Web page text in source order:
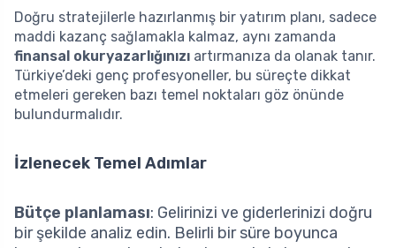
Doğru stratejilerle hazırlanmış bir yatırım planı, sadece
maddi kazanç sağlamakla kalmaz, aynı zamanda
finansal okuryazarlığınızı artırmanıza da olanak tanır.
Türkiye’deki genç profesyoneller, bu süreçte dikkat
etmeleri gereken bazı temel noktaları göz önünde
bulundurmalıdır.
İzlenecek Temel Adımlar
Bütçe planlaması: Gelirinizi ve giderlerinizi doğru
bir şekilde analiz edin. Belirli bir süre boyunca